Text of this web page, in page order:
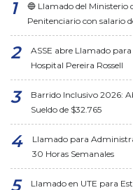
🔵 Llamado del Ministerio
Penitenciario con salario
ASSE abre Llamado
Hospital Pereira Rossell
Barrido Inclusivo 2026:
Sueldo de $32.765
Llamado para
30 Horas Semanales
Llamado en UTE para